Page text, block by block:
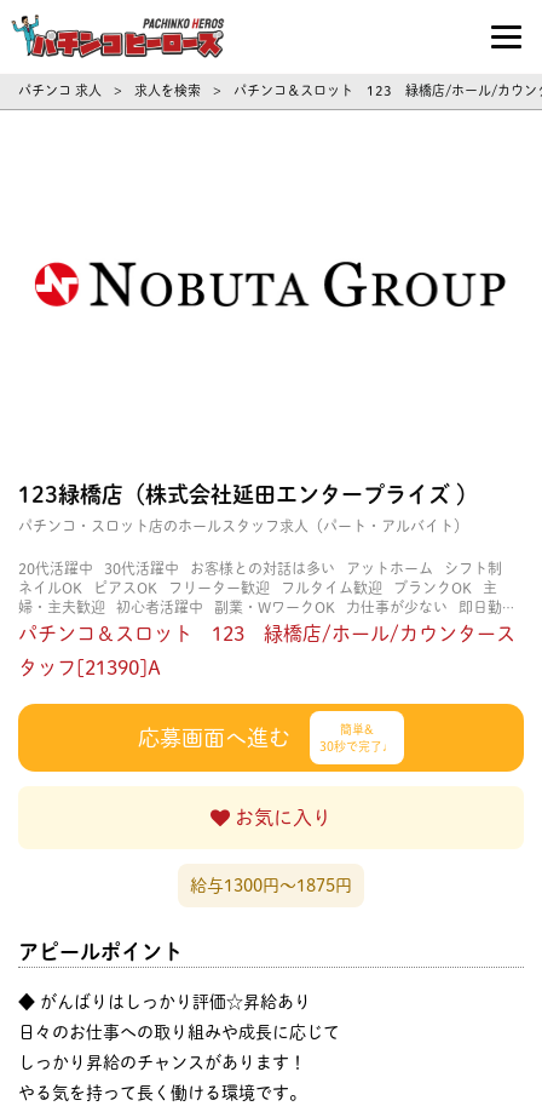
パチンコ求人・転職ならパチンコヒーロ
パチンコ 求人 > 求人を検索 > パチンコ＆スロット 123 緑橋店/ホール/カウン
123緑橋店（株式会社延田エンタープライズ ）
パチンコ・スロット店のホールスタッフ求人（パート・アルバイト）
20代活躍中 30代活躍中 お客様との対話は多い アットホーム
シフト制
ネイルOK
ピアスOK フリーター歓迎 フルタイム歓迎 ブランクOK
主
婦・主夫歓迎
初心者活躍中 副業・WワークOK 力仕事が少ない
即日勤務
OK
大学生歓迎 扶養内勤務OK 知識・経験不要 研修あり 立ち仕事
経験
者・有資格者歓迎
賑やかな職場 週4日以上OK 長く働ける 長期歓迎
髪色
自由
パチンコ＆スロット 123 緑橋店/ホール/カウンタース
タッフ[21390]A
応募画面へ進む
簡単&
30秒で完了♩
お気に入り
給与1300円〜1875円
アピールポイント
◆ がんばりはしっかり評価☆昇給あり
日々のお仕事への取り組みや成長に応じて
しっかり昇給のチャンスがあります！
やる気を持って長く働ける環境です。